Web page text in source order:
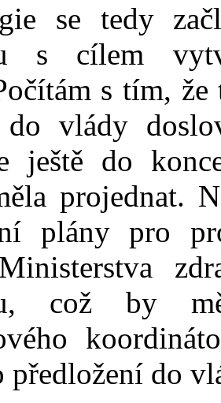
se tedy
s cílem
s tím, že
do vlády
ještě do
projednat.
plány pro
což by
předložení do